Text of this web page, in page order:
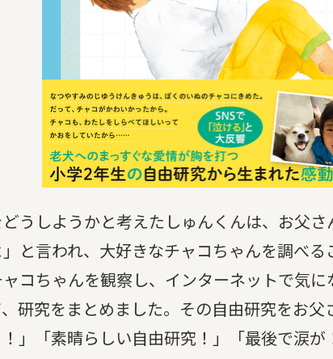
うしようかと考えたしゅんくんは、お父
と言われ、大好きなチャコちゃんを調べる
コちゃんを観察し、インターネットで気
研究をまとめました。その自由研究をお父
！」「素晴らしい自由研究！」「最後で涙